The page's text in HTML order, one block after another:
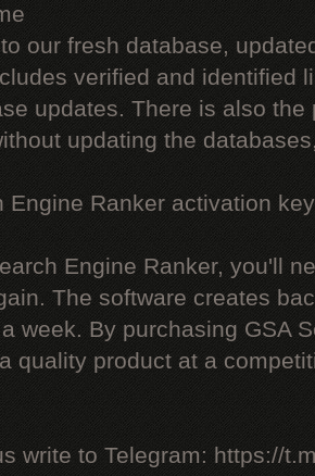
our fresh database,
verified and identified
updates. There is also
updating the
Engine Ranker activation key
Engine Ranker, you'll
The software creates
week. By purchasing GSA
quality product at a
write to Telegram: https://